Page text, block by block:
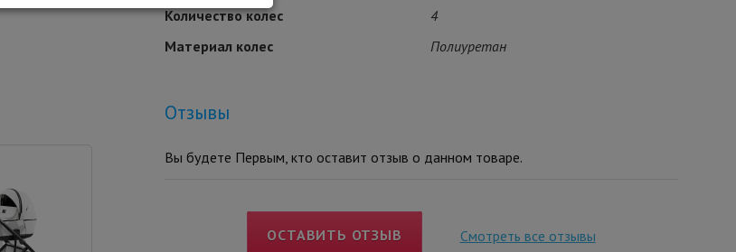
Количество колес
4
Материал колес
Полиуретан
Отзывы
Вы будете Первым, кто оставит отзыв о данном товаре.
ОСТАВИТЬ ОТЗЫВ Смотреть все отзывы